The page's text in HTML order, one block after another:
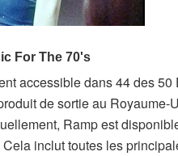
accessible dans 44 des
de sortie au
Ramp est
inclut toutes les